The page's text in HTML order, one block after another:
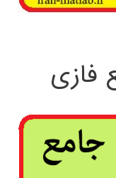
فازی